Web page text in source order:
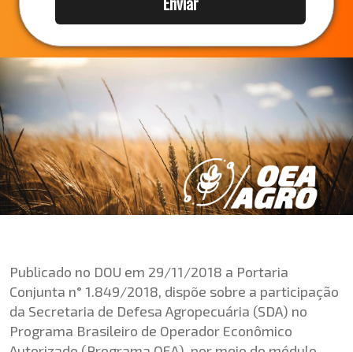
#35 (no title)
Blog
#37 (no title)
#38 (no title)
Publicado no DOU em 29/11/2018 a Portaria
Conjunta n° 1.849/2018, dispõe sobre a participação
da Secretaria de Defesa Agropecuária (SDA) no
Programa Brasileiro de Operador Econômico